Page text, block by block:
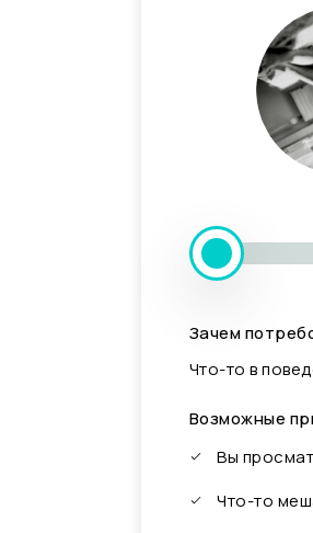
Зачем
Что-то в
Возможные
Вы
Что-то